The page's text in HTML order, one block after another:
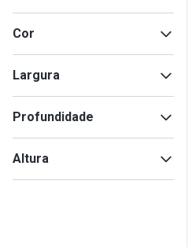
Aço inoxidável
Cor
Largura
Profundidade
Altura